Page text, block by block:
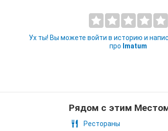
Ух ты! Вы можете войти в историю и
про Imatum
Рядом с этим
Рестораны